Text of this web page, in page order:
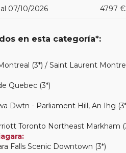
07/10/2026 4797 €
en esta categoría*:
(3*) / Saint Laurent
Quebec (3*)
Dwtn - Parliament Hill, An Ihg
Toronto Northeast Markham
Falls Scenic Downtown (3*)